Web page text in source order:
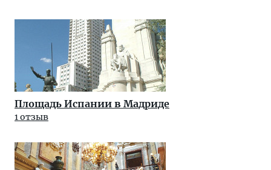
Площадь Испании в Мадриде
1 отзыв